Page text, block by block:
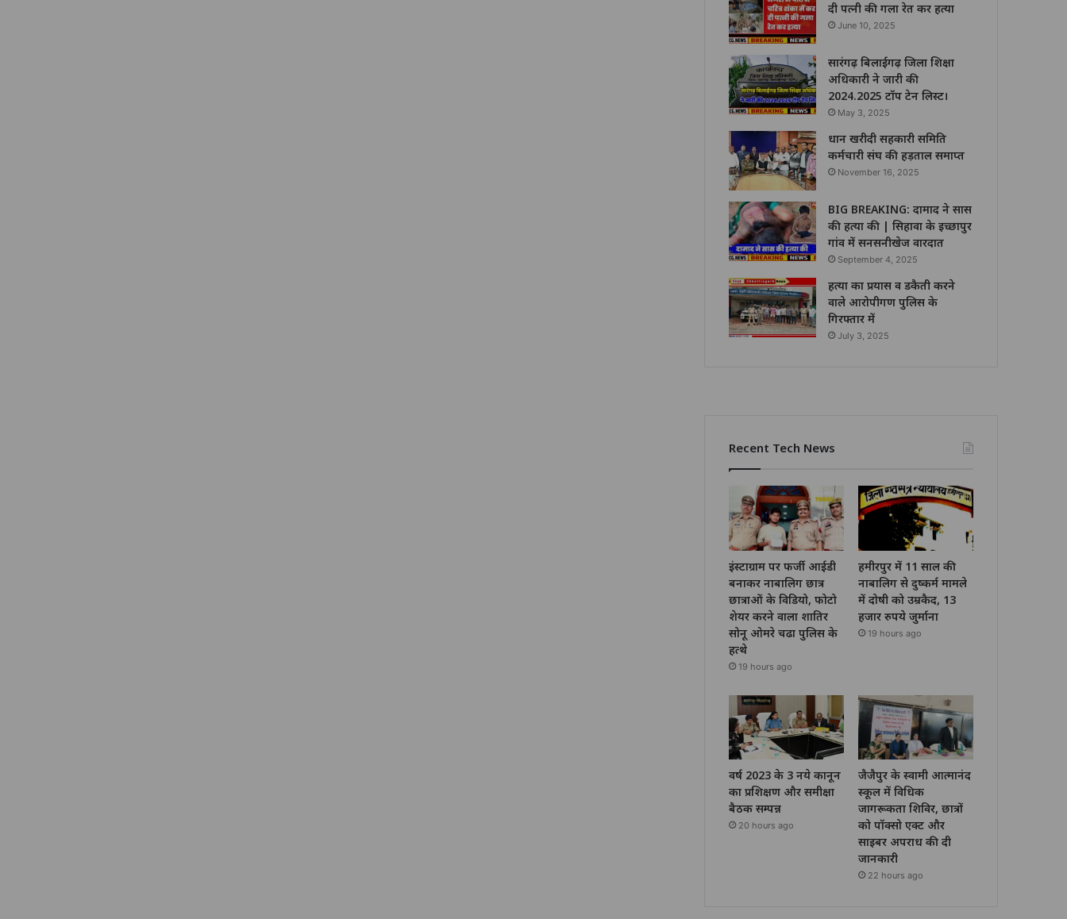
दी पत्नी की गला रेत कर हत्या
June 10, 2025
सारंगढ़ बिलाईगढ़ जिला शिक्षा
अधिकारी ने जारी की
2024.2025 टॉप टेन लिस्ट।
May 3, 2025
धान खरीदी सहकारी समिति
कर्मचारी संघ की हड़ताल समाप्त
November 16, 2025
BIG BREAKING: दामाद ने सास
की हत्या की | सिहावा के इच्छापुर
गांव में सनसनीखेज वारदात
September 4, 2025
हत्या का प्रयास व डकैती करने
वाले आरोपीगण पुलिस के
गिरफ्तार में
July 3, 2025
Recent Tech News
इंस्टाग्राम पर फर्जी आईडी
बनाकर नाबालिग छात्र
छात्राओं के विडियो, फोटो
शेयर करने वाला शातिर
सोनू ओमरे चढा पुलिस के
हत्थे
19 hours ago
हमीरपुर में 11 साल की
नाबालिग से दुष्कर्म मामले
में दोषी को उम्रकैद, 13
हजार रुपये जुर्माना
19 hours ago
वर्ष 2023 के 3 नये कानून
का प्रशिक्षण और समीक्षा
बैठक सम्पन्न
20 hours ago
जैजैपुर के स्वामी आत्मानंद
स्कूल में विधिक
जागरूकता शिविर, छात्रों
को पॉक्सो एक्ट और
साइबर अपराध की दी
जानकारी
22 hours ago